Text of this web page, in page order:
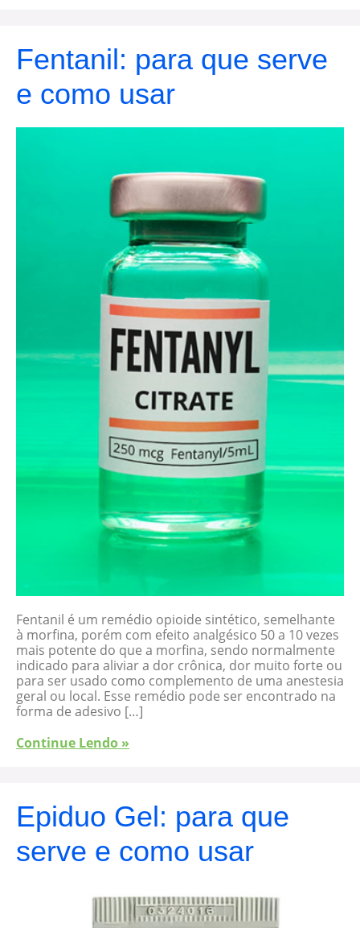
Fentanil: para que serve
e como usar
Fentanil é um remédio opioide sintético, semelhante
à morfina, porém com efeito analgésico 50 a 10 vezes
mais potente do que a morfina, sendo normalmente
indicado para aliviar a dor crônica, dor muito forte ou
para ser usado como complemento de uma anestesia
geral ou local. Esse remédio pode ser encontrado na
forma de adesivo […]
Continue Lendo »
Epiduo Gel: para que
serve e como usar